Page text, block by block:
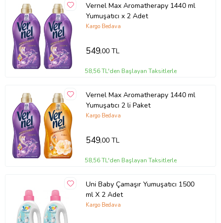
Vernel Max Aromatherapy 1440 ml
Yumuşatıcı x 2 Adet
Kargo Bedava
549,00 TL
58,56 TL'den Başlayan Taksitlerle
Vernel Max Aromatherapy 1440 ml
Yumuşatıcı 2 li Paket
Kargo Bedava
549,00 TL
58,56 TL'den Başlayan Taksitlerle
Uni Baby Çamaşır Yumuşatıcı 1500
ml X 2 Adet
Kargo Bedava